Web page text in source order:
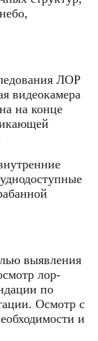
ЛОР
видеокамера
на конце
выявления
лор-
по
Осмотр с
и